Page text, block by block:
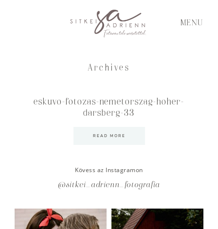
MENU
Archives
eskuvo-fotozas-nemetorszag-hoher-
darsberg-33
READ MORE
Kövess az Instagramon
@sitkei_adrienn_fotografia